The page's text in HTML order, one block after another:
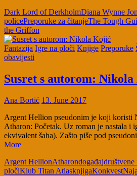
Dark Lord of DerkholmDiana Wynne
policePreporuke za čitanjeThe Tough
the Griffon
Fantazija Igre na ploči Knjige Preporuke
obavijesti
Susret s autorom:
Ana Bortić 13. June 2017
Argent Hellion pseudonim je koji koristi
Atharon: Početak. Uz roman je nastala i
ekvivalent šaha). Zašto piše pod
More
Argent HellionAtharondogađajdruštvene
pločiKlub Titan AtlasknjigaKonkvest